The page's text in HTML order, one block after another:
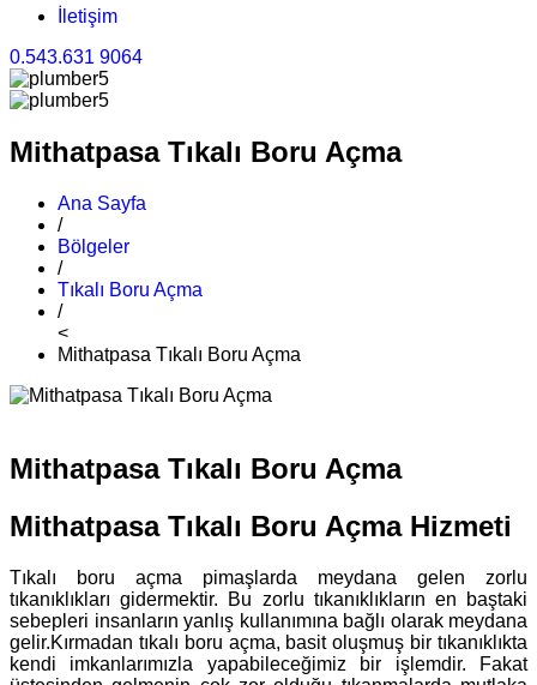
İletişim
0.543.631 9064
Mithatpasa Tıkalı Boru Açma
Ana Sayfa
/
Bölgeler
/
Tıkalı Boru Açma
/
<
Mithatpasa Tıkalı Boru Açma
Mithatpasa Tıkalı Boru Açma
Mithatpasa Tıkalı Boru Açma Hizmeti
Tıkalı boru açma pimaşlarda meydana gelen zorlu
tıkanıklıkları gidermektir. Bu zorlu tıkanıklıkların en baştaki
sebepleri insanların yanlış kullanımına bağlı olarak meydana
gelir.Kırmadan tıkalı boru açma, basit oluşmuş bir tıkanıklıkta
kendi imkanlarımızla yapabileceğimiz bir işlemdir. Fakat